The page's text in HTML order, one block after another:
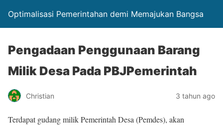
Optimalisasi Pemerintahan demi Memajukan Bangsa
Pengadaan Penggunaan Barang
Milik Desa Pada PBJPemerintah
Christian 3 tahun ago
Terdapat gudang milik Pemerintah Desa (Pemdes), akan